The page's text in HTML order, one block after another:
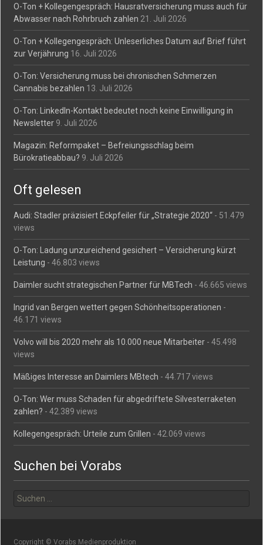
O-Ton + Kollegengespräch: Hausratversicherung muss auch für
Abwasser nach Rohrbruch zahlen 21. Juli 2026
O-Ton + Kollegengespräch: Unleserliches Datum auf Brief führt
zur Verjährung 16. Juli 2026
O-Ton: Versicherung muss bei chronischen Schmerzen
Cannabis bezahlen 13. Juli 2026
O-Ton: LinkedIn-Kontakt bedeutet noch keine Einwilligung in
Newsletter 9. Juli 2026
Magazin: Reformpaket – Befreiungsschlag beim
Bürokratieabbau? 9. Juli 2026
Oft gelesen
Audi: Stadler präzisiert Eckpfeiler für „Strategie 2020“ - 51.479
views
O-Ton: Ladung unzureichend gesichert – Versicherung kürzt
Leistung - 46.803 views
Daimler sucht strategischen Partner für MBTech - 46.665 views
Ingrid van Bergen wettert gegen Schönheitsoperationen -
46.171 views
Volvo will bis 2020 mehr als 10.000 neue Mitarbeiter - 45.498
views
Mäßiges Interesse an Daimlers MBtech - 44.717 views
O-Ton: Wer muss Schaden für abgedriftete Silvesterraketen
zahlen? - 42.389 views
Kollegengespräch: Urteile zum Grillen - 42.069 views
Suchen bei Vorabs
nach:
Copyright © Vorabs Medienproduktion